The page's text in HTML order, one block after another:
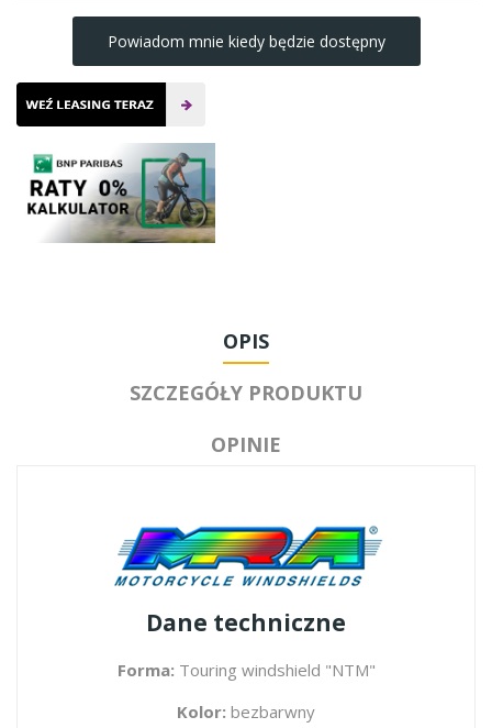
Powiadom mnie kiedy będzie dostępny
OPIS
SZCZEGÓŁY PRODUKTU
OPINIE
Dane techniczne
Forma: Touring windshield "NTM"
Kolor: bezbarwny